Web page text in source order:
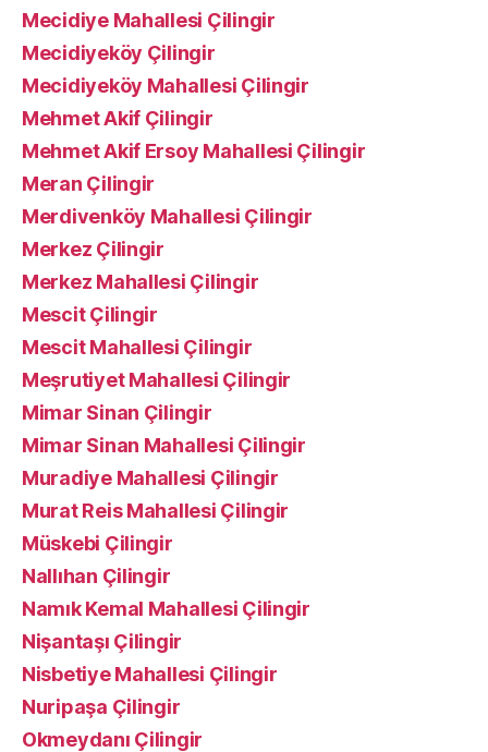
Mecidiye Mahallesi Çilingir
Mecidiyeköy Çilingir
Mecidiyeköy Mahallesi Çilingir
Mehmet Akif Çilingir
Mehmet Akif Ersoy Mahallesi Çilingir
Meran Çilingir
Merdivenköy Mahallesi Çilingir
Merkez Çilingir
Merkez Mahallesi Çilingir
Mescit Çilingir
Mescit Mahallesi Çilingir
Meşrutiyet Mahallesi Çilingir
Mimar Sinan Çilingir
Mimar Sinan Mahallesi Çilingir
Muradiye Mahallesi Çilingir
Murat Reis Mahallesi Çilingir
Müskebi Çilingir
Nallıhan Çilingir
Namık Kemal Mahallesi Çilingir
Nişantaşı Çilingir
Nisbetiye Mahallesi Çilingir
Nuripaşa Çilingir
Okmeydanı Çilingir